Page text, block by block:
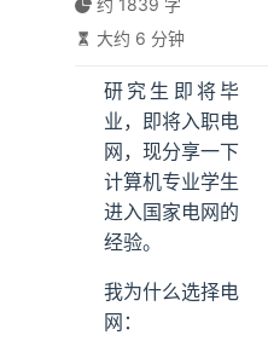
约 1839 字
大约 6 分钟
研究生即将毕
业，即将入职电
网，现分享一下
计算机专业学生
进入国家电网的
经验。
我为什么选择电
网：